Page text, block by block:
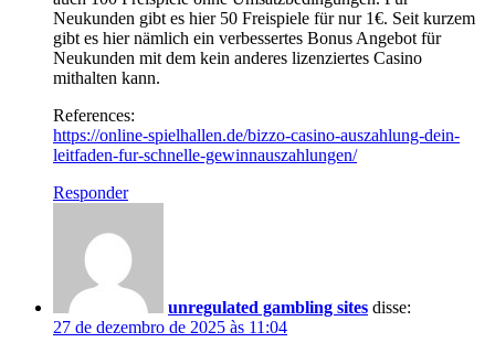
Neukunden gibt es hier 50 Freispiele für nur 1€. Seit kurzem
gibt es hier nämlich ein verbessertes Bonus Angebot für
Neukunden mit dem kein anderes lizenziertes Casino
mithalten kann.
References:
https://online-spielhallen.de/bizzo-casino-auszahlung-dein-
leitfaden-fur-schnelle-gewinnauszahlungen/
Responder
unregulated gambling sites disse:
27 de dezembro de 2025 às 11:04